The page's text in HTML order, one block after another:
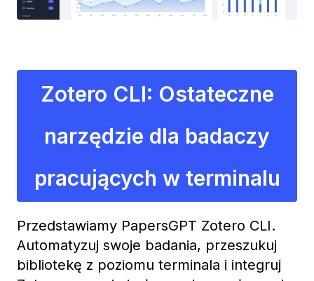
Zotero CLI: Ostateczne
narzędzie dla badaczy
pracujących w terminalu
Przedstawiamy PapersGPT Zotero CLI.
Automatyzuj swoje badania, przeszukuj
bibliotekę z poziomu terminala i integruj